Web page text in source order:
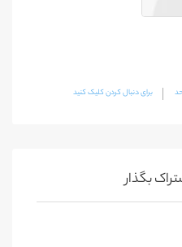
برای دنبال کردن کلیک کنید
بگذار